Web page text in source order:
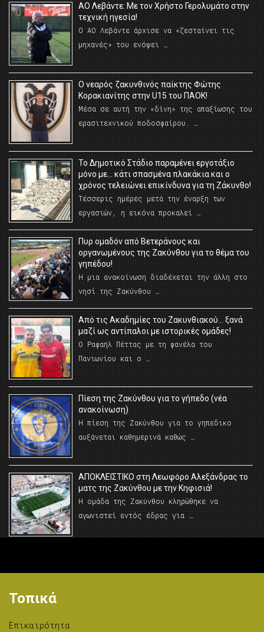
ΑΟ Λεβάντε: Με τον Χρήστο Γερολυμάτο στην
τεχνική ηγεσία!
Ο ΑΟ Λεβάντε άρχισε να «ζεσταίνει τις
μηχανές» του ενόψει …
O νεαρός ζακυνθινός παίκτης Φώτης
Κορακιανίτης στην U15 του ΠΑΟΚ!
Μέσα σε αυτή την «δίνη» της απαξίωσης του
ερασιτεχνικού ποδοσφαίρου. …
Το Δημοτικό Στάδιο παραμένει εργοτάξιο
μόνο με… κάτι σπασμένα πλακάκια και ο
χρόνος τελειώνει επικίνδυνα για τη Ζάκυνθο!
Τέσσερις ημέρες μετά την έναρξη των
εργασιών, η εικόνα προκαλεί …
Πυρ ομαδόν από Βετεράνους και
οργανωμένους της Ζακύνθου για το θέμα του
γηπέδου!
Η μια ανακοίνωση διαδέχεται την άλλη στο
νησί της Ζακύνθου …
Από τις Ακαδημίες του Ζακυνθιακού… ξανά
μαζί ως αντίπαλοι με ιστορικές ομάδες!
Ο Ραφαήλ Πέττας με τη φανέλα του
Πανιωνίου και ο …
Πίεση της Ζακύνθου για το γήπεδο (νέα
ανακοίνωση)
Η πίεση της Ζακύνθου για το γηπεδικο
αυξάνεται καθημερινά καθώς …
AΠΟΚΛΕΙΣΤΙΚΟ στη Λεωφόρο Αλεξάνδρας το
ματς της Ζακύνθου με την Κηφισιά!
Η ομάδα της Ζακύνθου κληρώθηκε να
αγωνιστεί εντός έδρας για …
Τοπικά
Επικαιρότητα